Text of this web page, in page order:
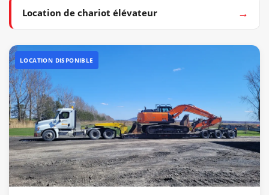
Location de chariot élévateur →
LOCATION DISPONIBLE